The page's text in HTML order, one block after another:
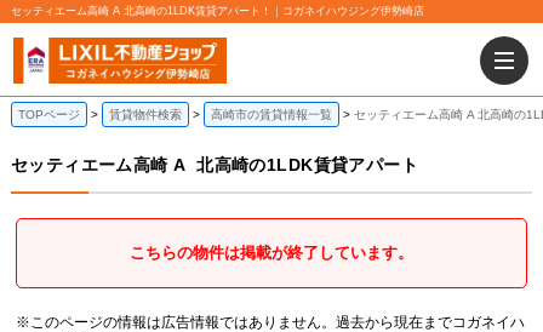
セッティエーム高崎 A 北高崎の1LDK賃貸アパート！｜コガネイハウジング伊勢崎店
TOPページ 賃貸物件検索 高崎市の賃貸情報一覧 セッティエーム高崎 A 北高崎の
セッティエーム高崎 A 北高崎の1LDK賃貸アパート
こちらの物件は掲載が終了しています。
※このページの情報は広告情報ではありません。過去から現在までコガネイハ